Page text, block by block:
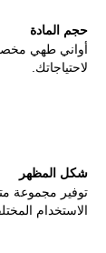
حجم المادة
أواني طهي
لاحتياجاتك.
شكل المظهر
توفير مجموعة
الاستخدام